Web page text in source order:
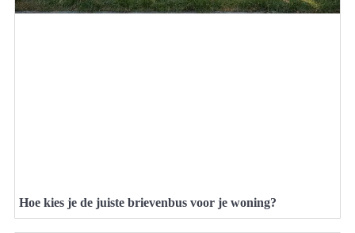
Hoe kies je de juiste brievenbus voor je woning?